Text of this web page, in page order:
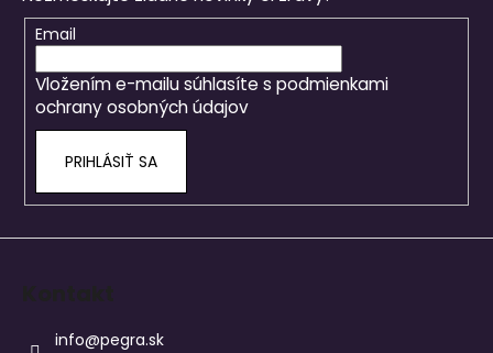
Email
Vložením e-mailu súhlasíte s podmienkami
ochrany osobných údajov
PRIHLÁSIŤ SA
info@pegra.sk